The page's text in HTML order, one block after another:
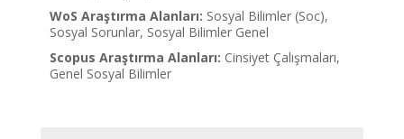
WoS Araştırma Alanları: Sosyal Bilimler (Soc),
Sosyal Sorunlar, Sosyal Bilimler Genel
Scopus Araştırma Alanları: Cinsiyet Çalışmaları,
Genel Sosyal Bilimler